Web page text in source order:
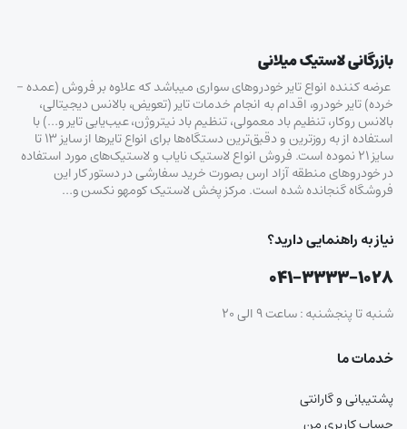
بازرگانی لاستیک میلانی
عرضه کننده انواع تایر خودروهای سواری میباشد که علاوه بر فروش (عمده –
خرده‌) تایر خودرو، اقدام به انجام خدمات تایر (تعویض، بالانس دیجیتالی،
بالانس روکار، تنظیم باد معمولی، تنظیم باد نیتروژن، عیب‌یابی تایر و…) با
استفاده از به روزترین و دقیق‌ترین دستگاه‌ها برای انواع تایرها از سایز ۱۳ تا
سایز ۲۱ نموده است. فروش انواع لاستیک‌ نایاب و لاستیک‌های مورد استفاده
در خودروهای منطقه آزاد ارس بصورت خرید سفارشی در دستور کار این
فروشگاه گنجانده شده است. مرکز پخش لاستیک کومهو نکسن و…
نیاز به راهنمایی دارید؟
۰۴۱-۳۳۳۳-۱۰۲۸
شنبه تا پنجشنبه : ساعت ۹ الی ۲۰
خدمات ما
پشتیبانی و گارانتی
حساب کاربری من